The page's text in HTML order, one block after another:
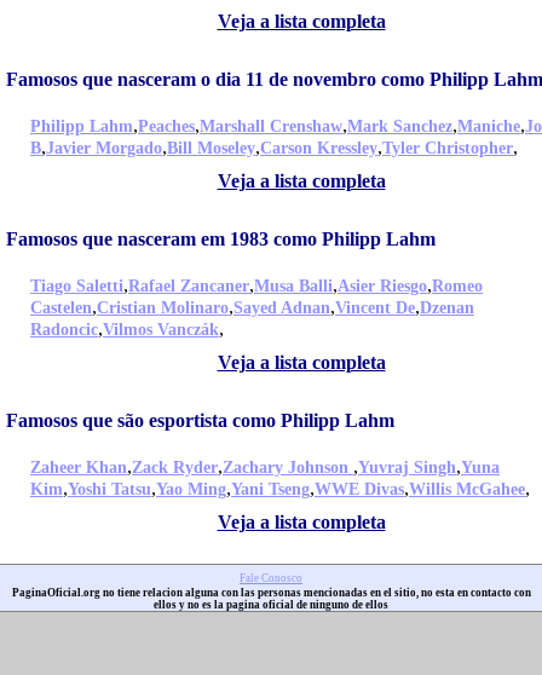
Veja a lista completa
Famosos que nasceram o dia 11 de novembro como Philipp Lahm
Philipp Lahm,Peaches,Marshall Crenshaw,Mark Sanchez,Maniche,
B,Javier Morgado,Bill Moseley,Carson Kressley,Tyler Christopher,
Veja a lista completa
Famosos que nasceram em 1983 como Philipp Lahm
Tiago Saletti,Rafael Zancaner,Musa Balli,Asier Riesgo,Romeo
Castelen,Cristian Molinaro,Sayed Adnan,Vincent De,Dzenan
Radoncic,Vilmos Vanczák,
Veja a lista completa
Famosos que são esportista como Philipp Lahm
Zaheer Khan,Zack Ryder,Zachary Johnson ,Yuvraj Singh,Yuna
Kim,Yoshi Tatsu,Yao Ming,Yani Tseng,WWE Divas,Willis McGahee,
Veja a lista completa
Fale Conosco
PaginaOficial.org no tiene relacion alguna con las personas mencionadas en el sitio, no esta en contacto con
ellos y no es la pagina oficial de ninguno de ellos